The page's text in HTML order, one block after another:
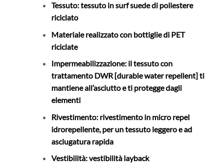
Tessuto: tessuto in surf suede di poliestere
riciclato
Materiale realizzato con bottiglie di PET
riciclate
Impermeabilizzazione: il tessuto con
trattamento DWR [durable water repellent] ti
mantiene all’asciutto e ti protegge dagli
elementi
Rivestimento: rivestimento in micro repel
idrorepellente, per un tessuto leggero e ad
asciugatura rapida
Vestibilità: vestibilità layback